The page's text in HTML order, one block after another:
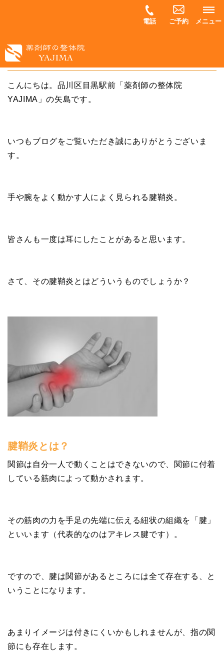
電話 ご予約 メニュー
腱鞘炎のケアはどうやっているのか？
こんにちは。品川区目黒駅前「薬剤師の整体院
YAJIMA」の矢島です。
いつもブログをご覧いただき誠にありがとうございま
す。
手や腕をよく動かす人によく見られる腱鞘炎。
皆さんも一度は耳にしたことがあると思います。
さて、その腱鞘炎とはどういうものでしょうか？
腱鞘炎とは？
関節は自分一人で動くことはできないので、関節に付着
している筋肉によって動かされます。
その筋肉の力を手足の先端に伝える紐状の組織を「腱」
といいます（代表的なのはアキレス腱です）。
ですので、腱は関節があるところには全て存在する、と
いうことになります。
あまりイメージは付きにくいかもしれませんが、指の関
節にも存在します。